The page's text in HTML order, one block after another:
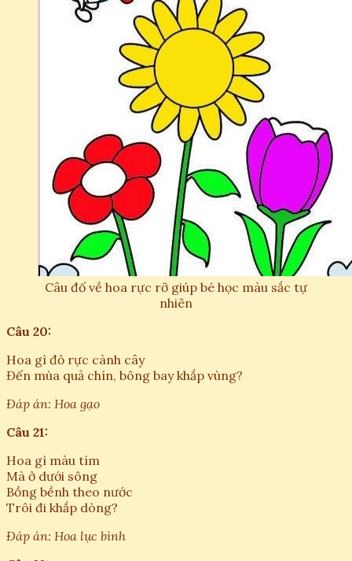
Câu đố về hoa rực rỡ giúp bé học màu sắc tự
nhiên
Câu 20:
Hoa gì đỏ rực cành cây
Đến mùa quả chín, bông bay khắp vùng?
Đáp án: Hoa gạo
Câu 21:
Hoa gì màu tím
Mà ở dưới sông
Bồng bềnh theo nước
Trôi đi khắp dòng?
Đáp án: Hoa lục bình